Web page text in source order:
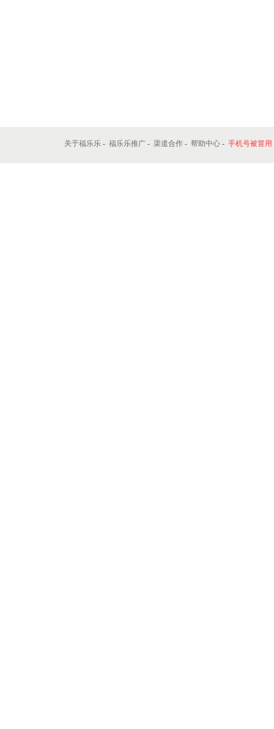
关于福乐乐 - 福乐乐推广 - 渠道合作 - 帮助中心 - 手机号被冒用